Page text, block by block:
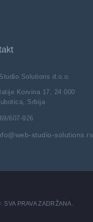
Solutions d.o.o.
Korvina 17, 24 000
Srbija
607-926
studio-solutions.rs
PRAVA ZADRŽANA.